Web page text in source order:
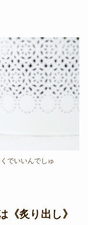
でいいんでしゅ
《炙り出し》